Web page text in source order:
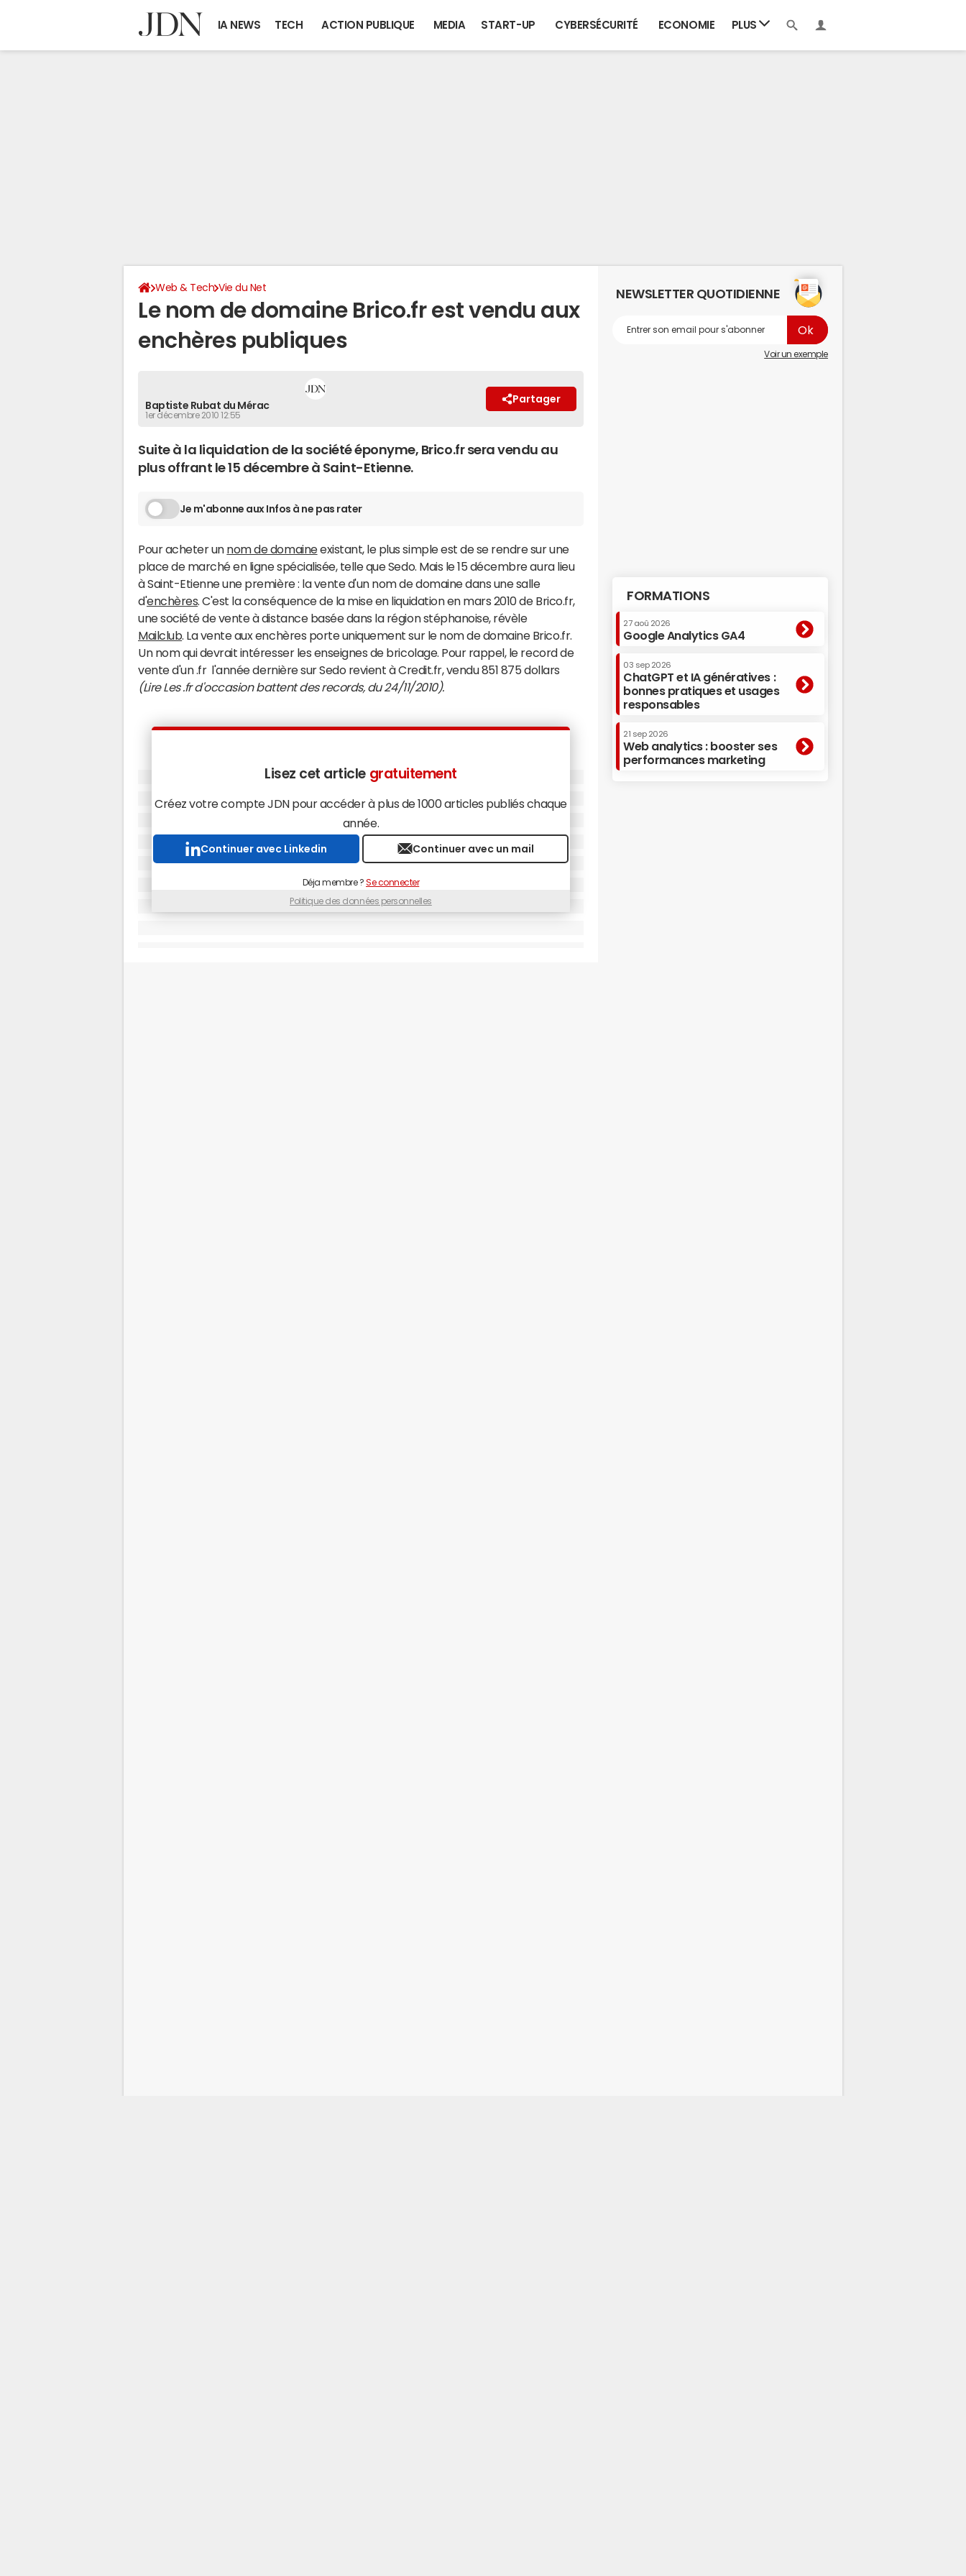
IA NEWS TECH ACTION PUBLIQUE MEDIA START-UP CYBERSÉCURITÉ ECONOMIE PLUS
Web & Tech Vie du Net
Le nom de domaine Brico.fr est vendu aux
enchères publiques
Baptiste Rubat du Mérac
1er décembre 2010 12:55
Partager
Suite à la liquidation de la société éponyme, Brico.fr sera vendu au
plus offrant le 15 décembre à Saint-Etienne.
Je m'abonne aux Infos à ne pas rater
Pour acheter un nom de domaineexistant, le plus simple est de se rendre sur une
place de marché en ligne spécialisée, telle que Sedo. Mais le 15 décembre aura lieu
à Saint-Etienne une première : la vente d'un nom de domaine dans une salle
d'enchères . C'est la conséquence de la mise en liquidation en mars 2010 de Brico.fr,
une société de vente à distance basée dans la région stéphanoise, révèle
Mailclub . La vente aux enchères porte uniquement sur le nom de domaine Brico.fr.
Un nom qui devrait intéresser les enseignes de bricolage. Pour rappel, le record de
vente d'un .fr l'année dernière sur Sedo revient à Credit.fr, vendu 851 875 dollars
(Lire Les .fr d'occasion battent des records, du 24/11/2010).
Lisez cet article gratuitement
Créez votre compte JDN pour accéder à plus de 1000 articles publiés chaque
année.
Continuer avec Linkedin Continuer avec un mail
Déja membre ? Se connecter
Politique des données personnelles
NEWSLETTER QUOTIDIENNE
Voir un exemple
FORMATIONS
27 aoû 2026
Google Analytics GA4
03 sep 2026
ChatGPT et IA génératives :
bonnes pratiques et usages
responsables
21 sep 2026
Web analytics : booster ses
performances marketing